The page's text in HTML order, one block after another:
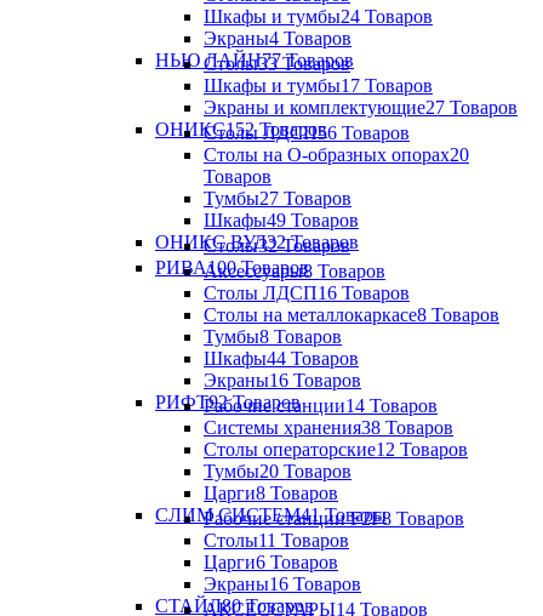
Шкафы и тумбы24 Товаров
Экраны4 Товаров
НЬЮ ЛАЙН77 Товаров
Столы33 Товаров
Шкафы и тумбы17 Товаров
Экраны и комплектующие27 Товаров
ОНИКС152 Товаров
Столы ЛДСП56 Товаров
Столы на О-образных опорах20
Товаров
Тумбы27 Товаров
Шкафы49 Товаров
ОНИКС ВУД32 Товаров
Столы32 Товаров
РИВА100 Товаров
Аксессуары8 Товаров
Столы ЛДСП16 Товаров
Столы на металлокаркасе8 Товаров
Тумбы8 Товаров
Шкафы44 Товаров
Экраны16 Товаров
РИФТ92 Товаров
Рабочие станции14 Товаров
Системы хранения38 Товаров
Столы операторские12 Товаров
Тумбы20 Товаров
Царги8 Товаров
СЛИМ СИСТЕМ41 Товары
Рабочие станции F2F8 Товаров
Столы11 Товаров
Царги6 Товаров
Экраны16 Товаров
СТАЙЛ80 Товаров
АКСЕССУАРЫ14 Товаров